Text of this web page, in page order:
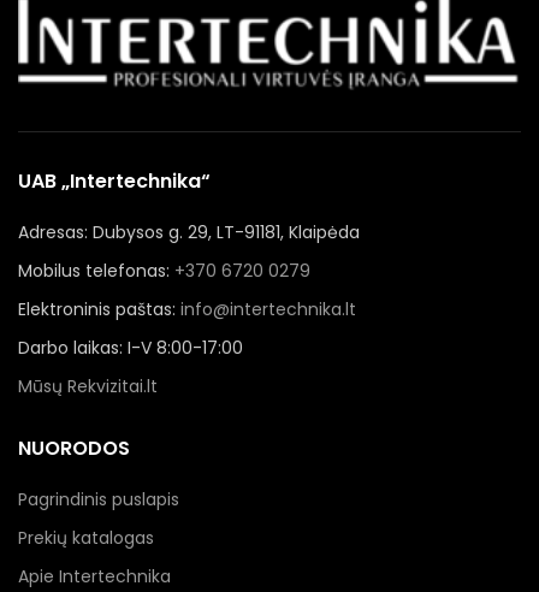
UAB „Intertechnika“
Adresas: Dubysos g. 29, LT-91181, Klaipėda
Mobilus telefonas: +370 6720 0279
Elektroninis paštas: info@intertechnika.lt
Darbo laikas: I-V 8:00-17:00
Mūsų Rekvizitai.lt
NUORODOS
Pagrindinis puslapis
Prekių katalogas
Apie Intertechnika